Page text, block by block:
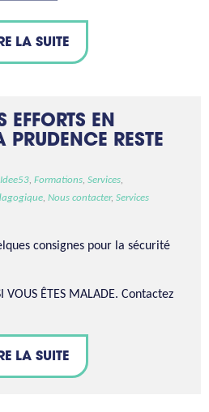
LA SUITE
EFFORTS EN
RESTE
Idee53, Formations, Services,
, Nous contacter, Services
consignes pour la sécurité
VOUS ÊTES MALADE. Contactez
LA SUITE